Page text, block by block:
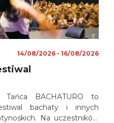
14/08/2026 - 16/08/2026
Tańca BACHATURO to
bachaty i innych
Na uczestników